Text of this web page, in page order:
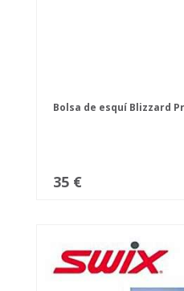
Bolsa de esquí Blizzard
35 €